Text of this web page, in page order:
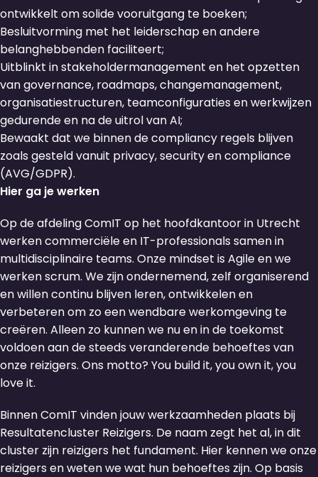
ontwikkelt om solide vooruitgang te boeken;
Besluitvorming met het leiderschap en andere
belanghebbenden faciliteert;
Uitblinkt in stakeholdermanagement en het opzetten
van governance, roadmaps, changemanagement,
organisatiestructuren, teamconfiguraties en werkwijzen
gedurende en na de uitrol van AI;
Bewaakt dat we binnen de compliancy regels blijven
zoals gesteld vanuit privacy, security en compliance
(AVG/GDPR).
Hier ga je werken
Op de afdeling ComIT op het hoofdkantoor in Utrecht
werken commerciële en IT-professionals samen in
multidisciplinaire teams. Onze mindset is Agile en we
werken scrum. We zijn ondernemend, zelf organiserend
en willen continu blijven leren, ontwikkelen en
verbeteren om zo een wendbare werkomgeving te
creëren. Alleen zo kunnen we nu en in de toekomst
voldoen aan de steeds veranderende behoeftes van
onze reizigers. Ons motto? You build it, you own it, you
love it.
Binnen ComIT vinden jouw werkzaamheden plaats bij
Resultatencluster Reizigers. De naam zegt het al, in dit
cluster zijn reizigers het fundament. Hier kennen we onze
reizigers en weten we wat hun behoeftes zijn. Op basis